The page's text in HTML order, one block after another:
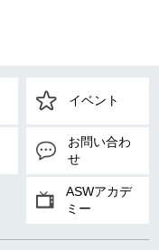
イベント
お問い合わ
せ
ASWアカデ
ミー